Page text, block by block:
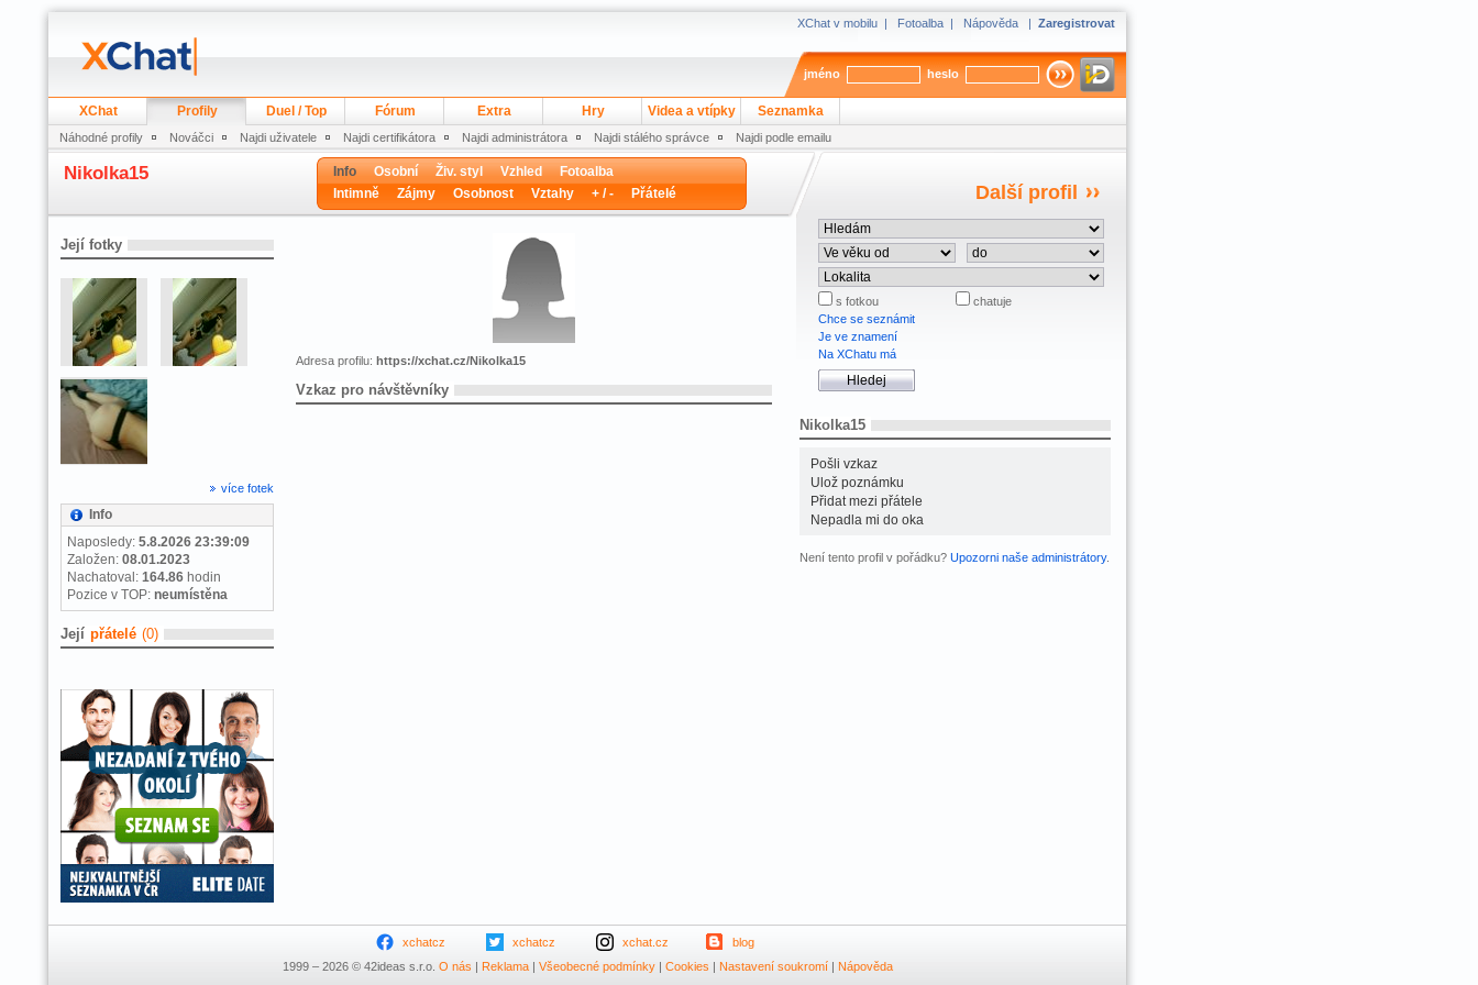
XChat v mobilu | Fotoalba | Nápověda | Zaregistrovat
jméno heslo
XChat Profily Duel / Top Fórum Extra Hry Videa a vtípky Seznamka
Náhodné profily Nováčci Najdi uživatele Najdi certifikátora Najdi administrátora Najdi stálého správce Najdi podle emailu
Nikolka15 Info Osobní Živ. styl Vzhled
Fotoalba
Intimně
Zájmy Osobnost Vztahy + / - Přátelé Další profil
Její fotky
více fotek
Info
Naposledy: 5.8.2026 23:39:09
Založen: 08.01.2023
Nachatoval: 164.86 hodin
Pozice v TOP: neumístěna
Její přátelé (0)
Adresa profilu: https://xchat.cz/Nikolka15
Vzkaz pro návštěvníky
s fotkou
chatuje
Chce se seznámit
Je ve znamení
Na XChatu má
Nikolka15
Pošli vzkaz
Ulož poznámku
Přidat mezi přátele
Nepadla mi do oka
Není tento profil v pořádku? Upozorni naše administrátory.
xchatcz xchatcz xchat.cz
blog
1999 – 2026 © 42ideas s.r.o. O nás | Reklama| Všeobecné podmínky| Cookies | Nastavení soukromí| Nápověda